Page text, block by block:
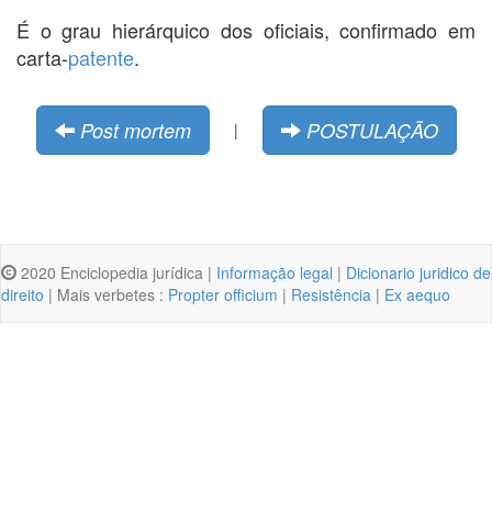
É o grau hierárquico dos oficiais, confirmado em
carta-patente.
Post mortem | POSTULAÇÃO
2020 Enciclopedia jurídica | Informação legal | Dicionario juridico de
direito | Mais verbetes : Propter officium | Resistência | Ex aequo